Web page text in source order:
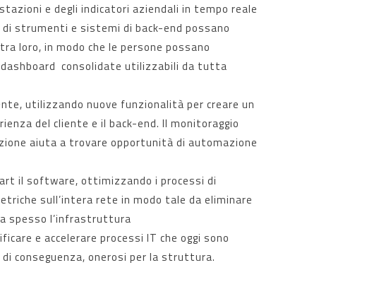
e degli indicatori aziendali in tempo reale
strumenti e sistemi di back-end possano
loro, in modo che le persone possano
consolidate utilizzabili da tutta
utilizzando nuove funzionalità per creare un
del cliente e il back-end. Il monitoraggio
aiuta a trovare opportunità di automazione
il software, ottimizzando i processi di
sull’intera rete in modo tale da eliminare
spesso l’infrastruttura
e accelerare processi IT che oggi sono
conseguenza, onerosi per la struttura.